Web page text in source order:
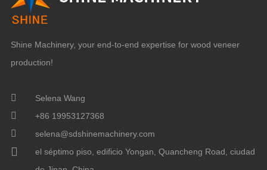
Shine Machinery, your end-to-end expertise for wood veneer
production!
Selena Wang
+86 19953127368
selena@sdshinemachinery.com
el séptimo piso, edificio Yongan, Quancheng Road, ciudad